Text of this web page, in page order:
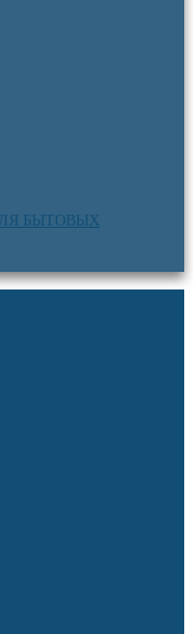
БЫТОВЫХ